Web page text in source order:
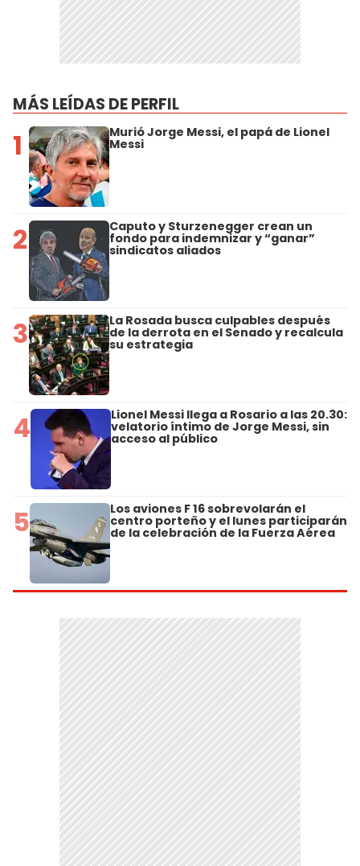
MÁS LEÍDAS DE PERFIL
1 Murió Jorge Messi, el papá de Lionel
Messi
2 Caputo y Sturzenegger crean un
fondo para indemnizar y “ganar”
sindicatos aliados
3 La Rosada busca culpables después
de la derrota en el Senado y recalcula
su estrategia
4 Lionel Messi llega a Rosario a las 20.30:
velatorio íntimo de Jorge Messi, sin
acceso al público
5 Los aviones F 16 sobrevolarán el
centro porteño y el lunes participarán
de la celebración de la Fuerza Aérea